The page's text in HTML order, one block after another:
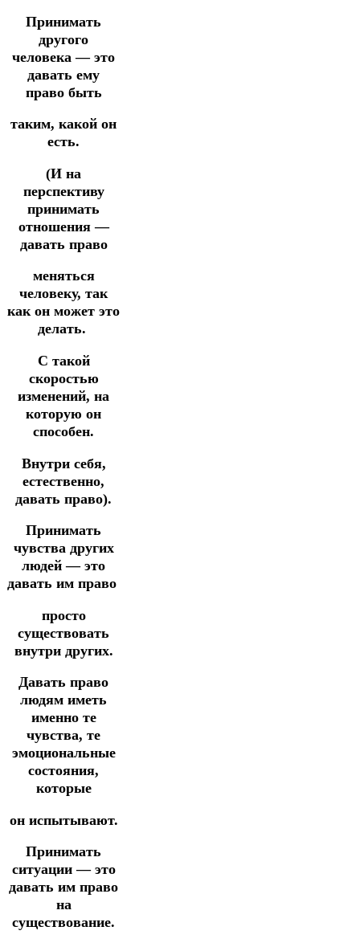
Принимать
другого
человека — это
давать ему
право быть
таким, какой он
есть.
(И на
перспективу
принимать
отношения —
давать право
меняться
человеку, так
как он может это
делать.
С такой
скоростью
изменений, на
которую он
способен.
Внутри себя,
естественно,
давать право).
Принимать
чувства других
людей — это
давать им право
просто
существовать
внутри других.
Давать право
людям иметь
именно те
чувства, те
эмоциональные
состояния,
которые
он испытывают.
Принимать
ситуации — это
давать им право
на
существование.